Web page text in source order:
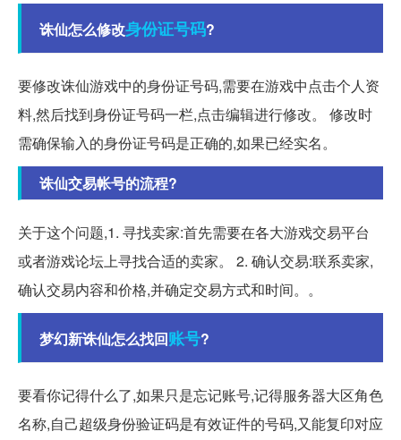
诛仙怎么修改身份证号码?
要修改诛仙游戏中的身份证号码,需要在游戏中点击个人资
料,然后找到身份证号码一栏,点击编辑进行修改。 修改时
需确保输入的身份证号码是正确的,如果已经实名。
诛仙交易帐号的流程?
关于这个问题,1. 寻找卖家:首先需要在各大游戏交易平台
或者游戏论坛上寻找合适的卖家。 2. 确认交易:联系卖家,
确认交易内容和价格,并确定交易方式和时间。。
梦幻新诛仙怎么找回账号?
要看你记得什么了,如果只是忘记账号,记得服务器大区角色
名称,自己超级身份验证码是有效证件的号码,又能复印对应